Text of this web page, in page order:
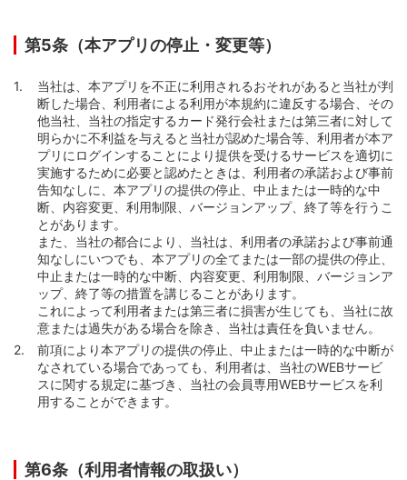
第5条（本アプリの停止・変更等）
当社は、本アプリを不正に利用されるおそれがあると当社が判
断した場合、利用者による利用が本規約に違反する場合、その
他当社、当社の指定するカード発行会社または第三者に対して
明らかに不利益を与えると当社が認めた場合等、利用者が本ア
プリにログインすることにより提供を受けるサービスを適切に
実施するために必要と認めたときは、利用者の承諾および事前
告知なしに、本アプリの提供の停止、中止または一時的な中
断、内容変更、利用制限、バージョンアップ、終了等を行うこ
とがあります。
また、当社の都合により、当社は、利用者の承諾および事前通
知なしにいつでも、本アプリの全てまたは一部の提供の停止、
中止または一時的な中断、内容変更、利用制限、バージョンア
ップ、終了等の措置を講じることがあります。
これによって利用者または第三者に損害が生じても、当社に故
意または過失がある場合を除き、当社は責任を負いません。
前項により本アプリの提供の停止、中止または一時的な中断が
なされている場合であっても、利用者は、当社のWEBサービ
スに関する規定に基づき、当社の会員専用WEBサービスを利
用することができます。
第6条（利用者情報の取扱い）